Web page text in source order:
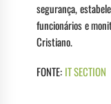
segurança,
funcionários e
Cristiano.
FONTE: IT SECTION